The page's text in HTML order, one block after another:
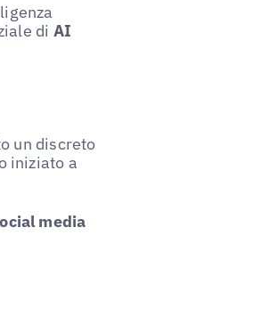
di AI
un discreto
iniziato a
media